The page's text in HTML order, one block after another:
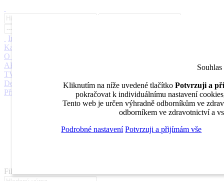
Inzerce
Kariérní poradenství
O nás
AKADEMIE
STOMATEAM
TV
DentalJobs.cz
menu search
Přihlásit
Pro inzerenty
Filtrovat
Kliknutím na níže uvedené tlačítko Potvrzuji a
pokračovat k individuálnímu nastavení
Tento web je určen výhradně odborníkům ve
odborníkem ve zdravotnictví a
Podrobné nastavení Potvrzuji a přijímám vše